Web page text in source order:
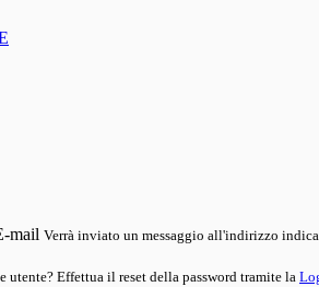
mail Verrà inviato un messaggio all'indirizzo
utente? Effettua il reset della password tramite la